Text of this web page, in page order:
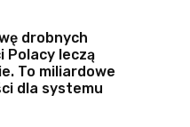
drobnych
Polacy leczą
To miliardowe
dla systemu